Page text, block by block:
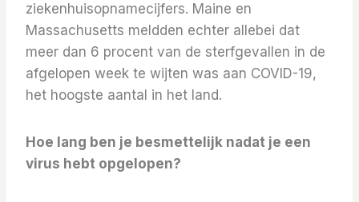
ziekenhuisopnamecijfers. Maine en
Massachusetts meldden echter allebei dat
meer dan 6 procent van de sterfgevallen in de
afgelopen week te wijten was aan COVID-19,
het hoogste aantal in het land.
Hoe lang ben je besmettelijk nadat je een
virus hebt opgelopen?